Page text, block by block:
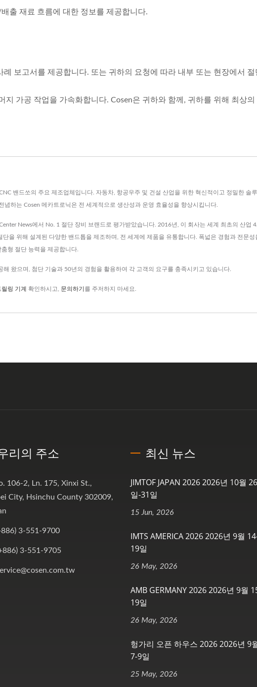
출 재료 흐름에 대한 정보를 제공합니다.
보고서를 제공합니다. 또는 귀하의 요청에 따라 내부 또는 현장에서
지 가공 작업을 가속화합니다. Cosen은 귀하와 함께, 귀하를 위해 최상
밴드쏘의 주요 제조업체입니다. 자동차, 항공우주 및 건설 산업을 위한 혁신적이고 정밀한 솔
하는 Cosen 메카트로닉은 전 세계적으로 생산성과 운영 효율성을 향상시킵니다.
News에서 No. 1 절단 장비 브랜드로 평가받았습니다. 2016년, 이 회사는 세계 최초의 산업
을 위해 설계된 다양한 밴드톱을 제조하며, 전 세계에 제품을 유통합니다. 폭넓은 경험과 전문
형 절단 능력을 제공합니다.
왔으며, 첨단 기술과 50년의 경험을 활용하여 각 고객의 요구를 충족시키고 있습니다.
릴링 기계 확인하시고, 문의하기 를 주저하지 마세요.
리의 주소
106-2, Ln. 175, Xinxi St.,
City, Hsinchu County 302009,
3-551-9700
3-551-9705
최신 뉴스
JIMTOF JAPAN 2026 2026년 10월 26
일-31일
15 Jun, 2026
IMTS AMERICA 2026 2026년 9월
19일
26 May, 2026
AMB GERMANY 2026 2026년 9월
19일
26 May, 2026
헝가리 오픈 하우스 2026 2026년 9
7-9일
25 May, 2026